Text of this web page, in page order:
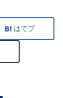
はてブ